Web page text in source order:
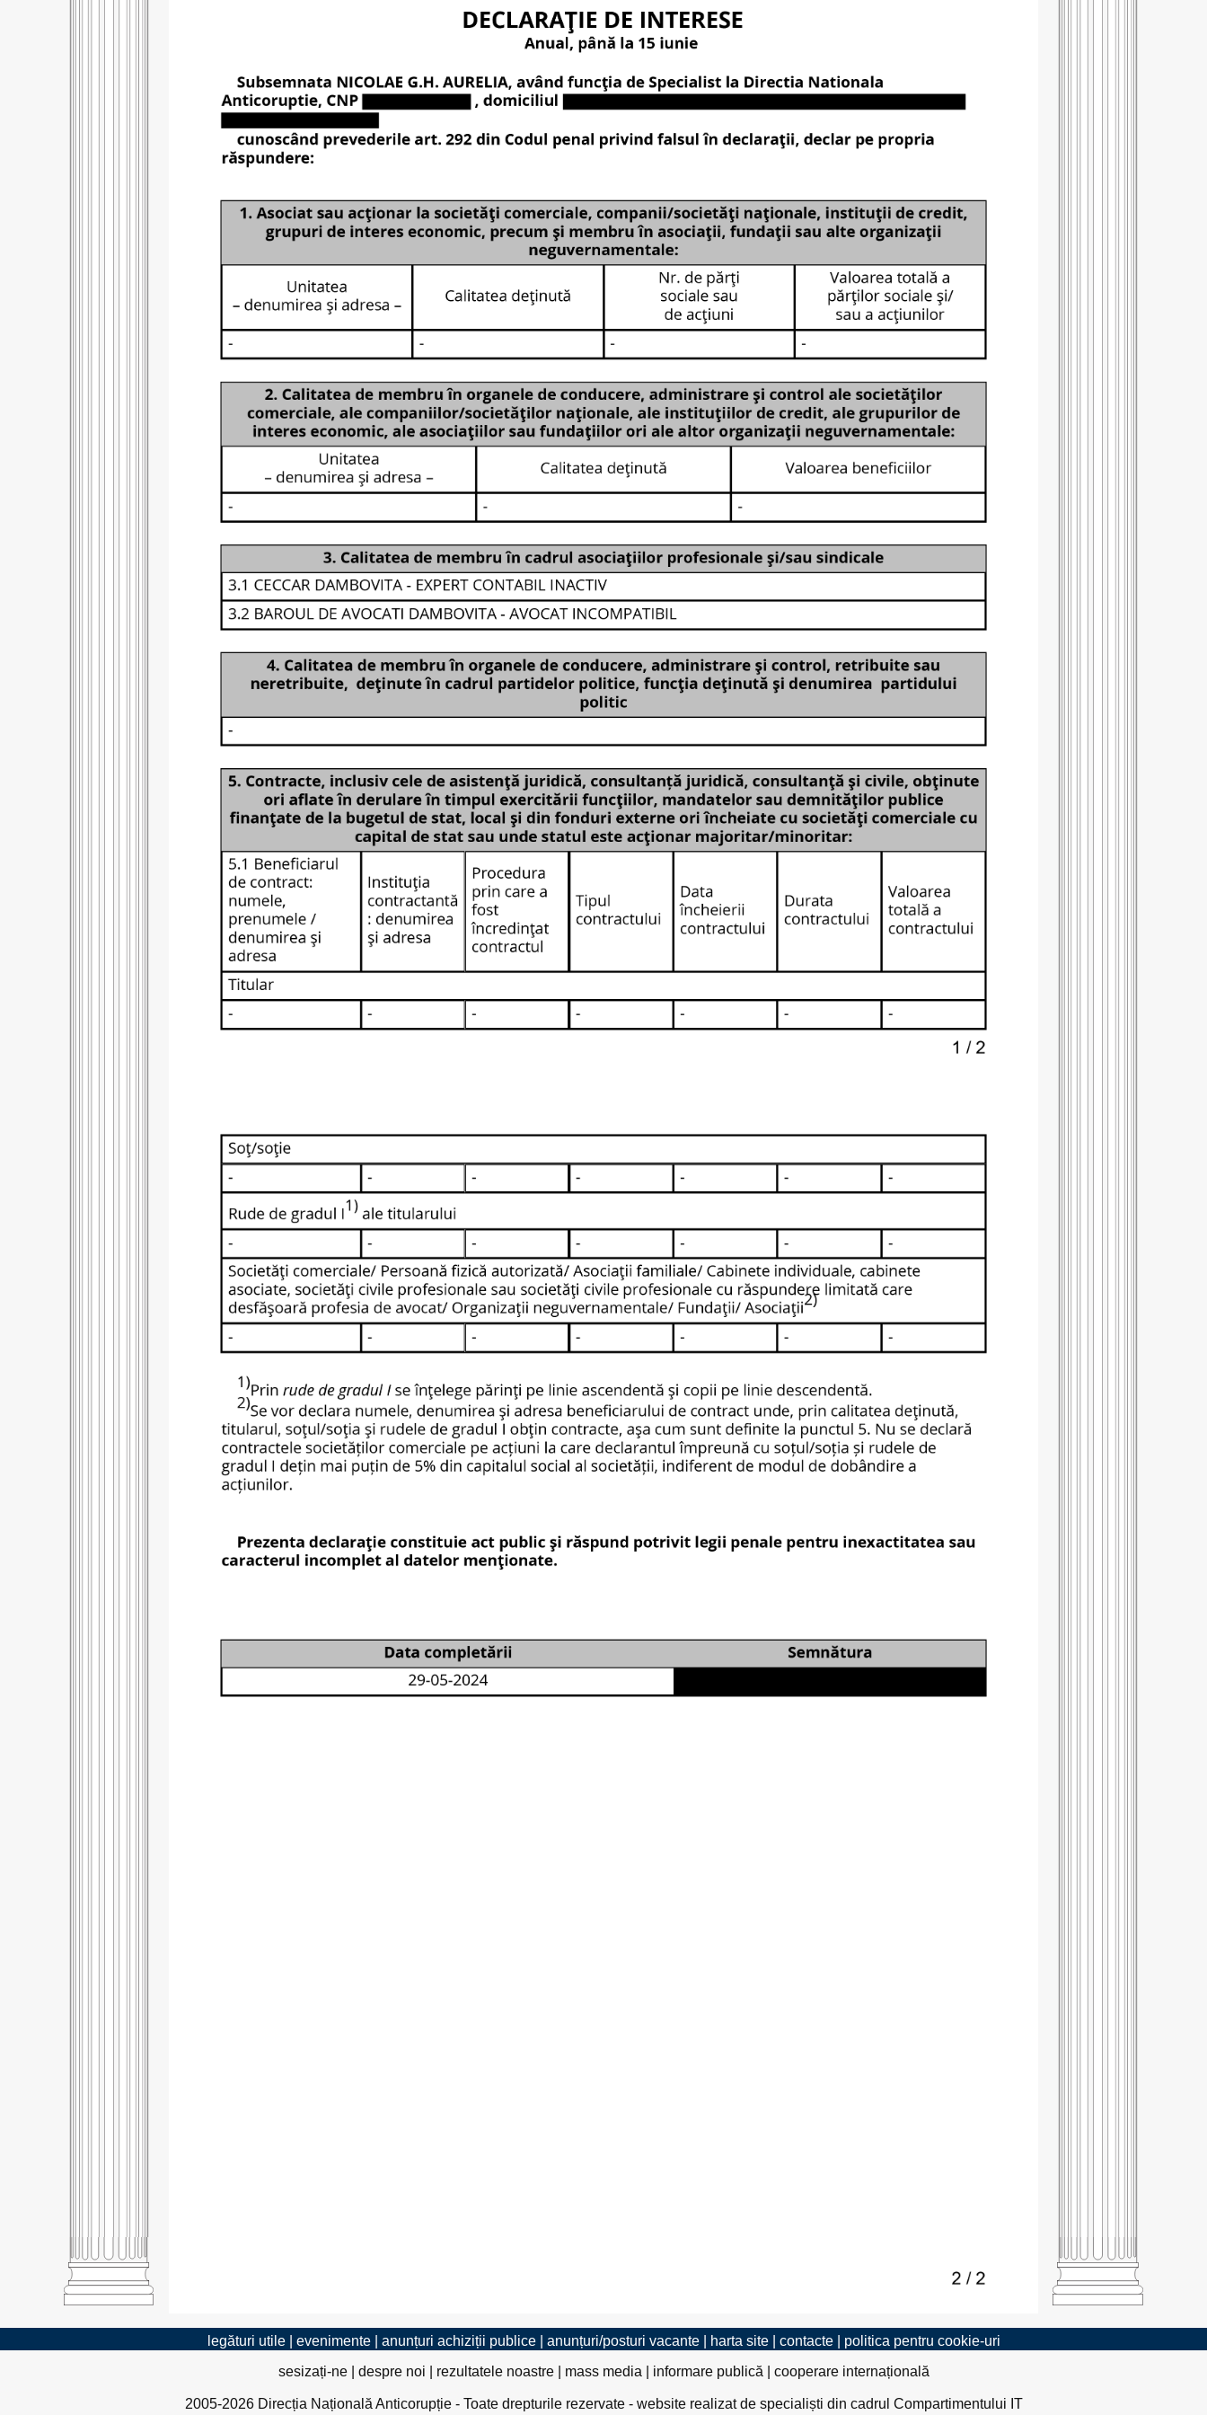
legături utile| evenimente| anunțuri achiziții publice| anunțuri/posturi vacante| harta site| contacte| politica pentru cookie-uri
sesizați-ne| despre noi rezultatele noastre| mass media informare publică cooperare internațională
2005-2026 Direcția Națională Anticorupție - Toate drepturile rezervate - website realizat de specialiști din cadrul Compartimentului IT